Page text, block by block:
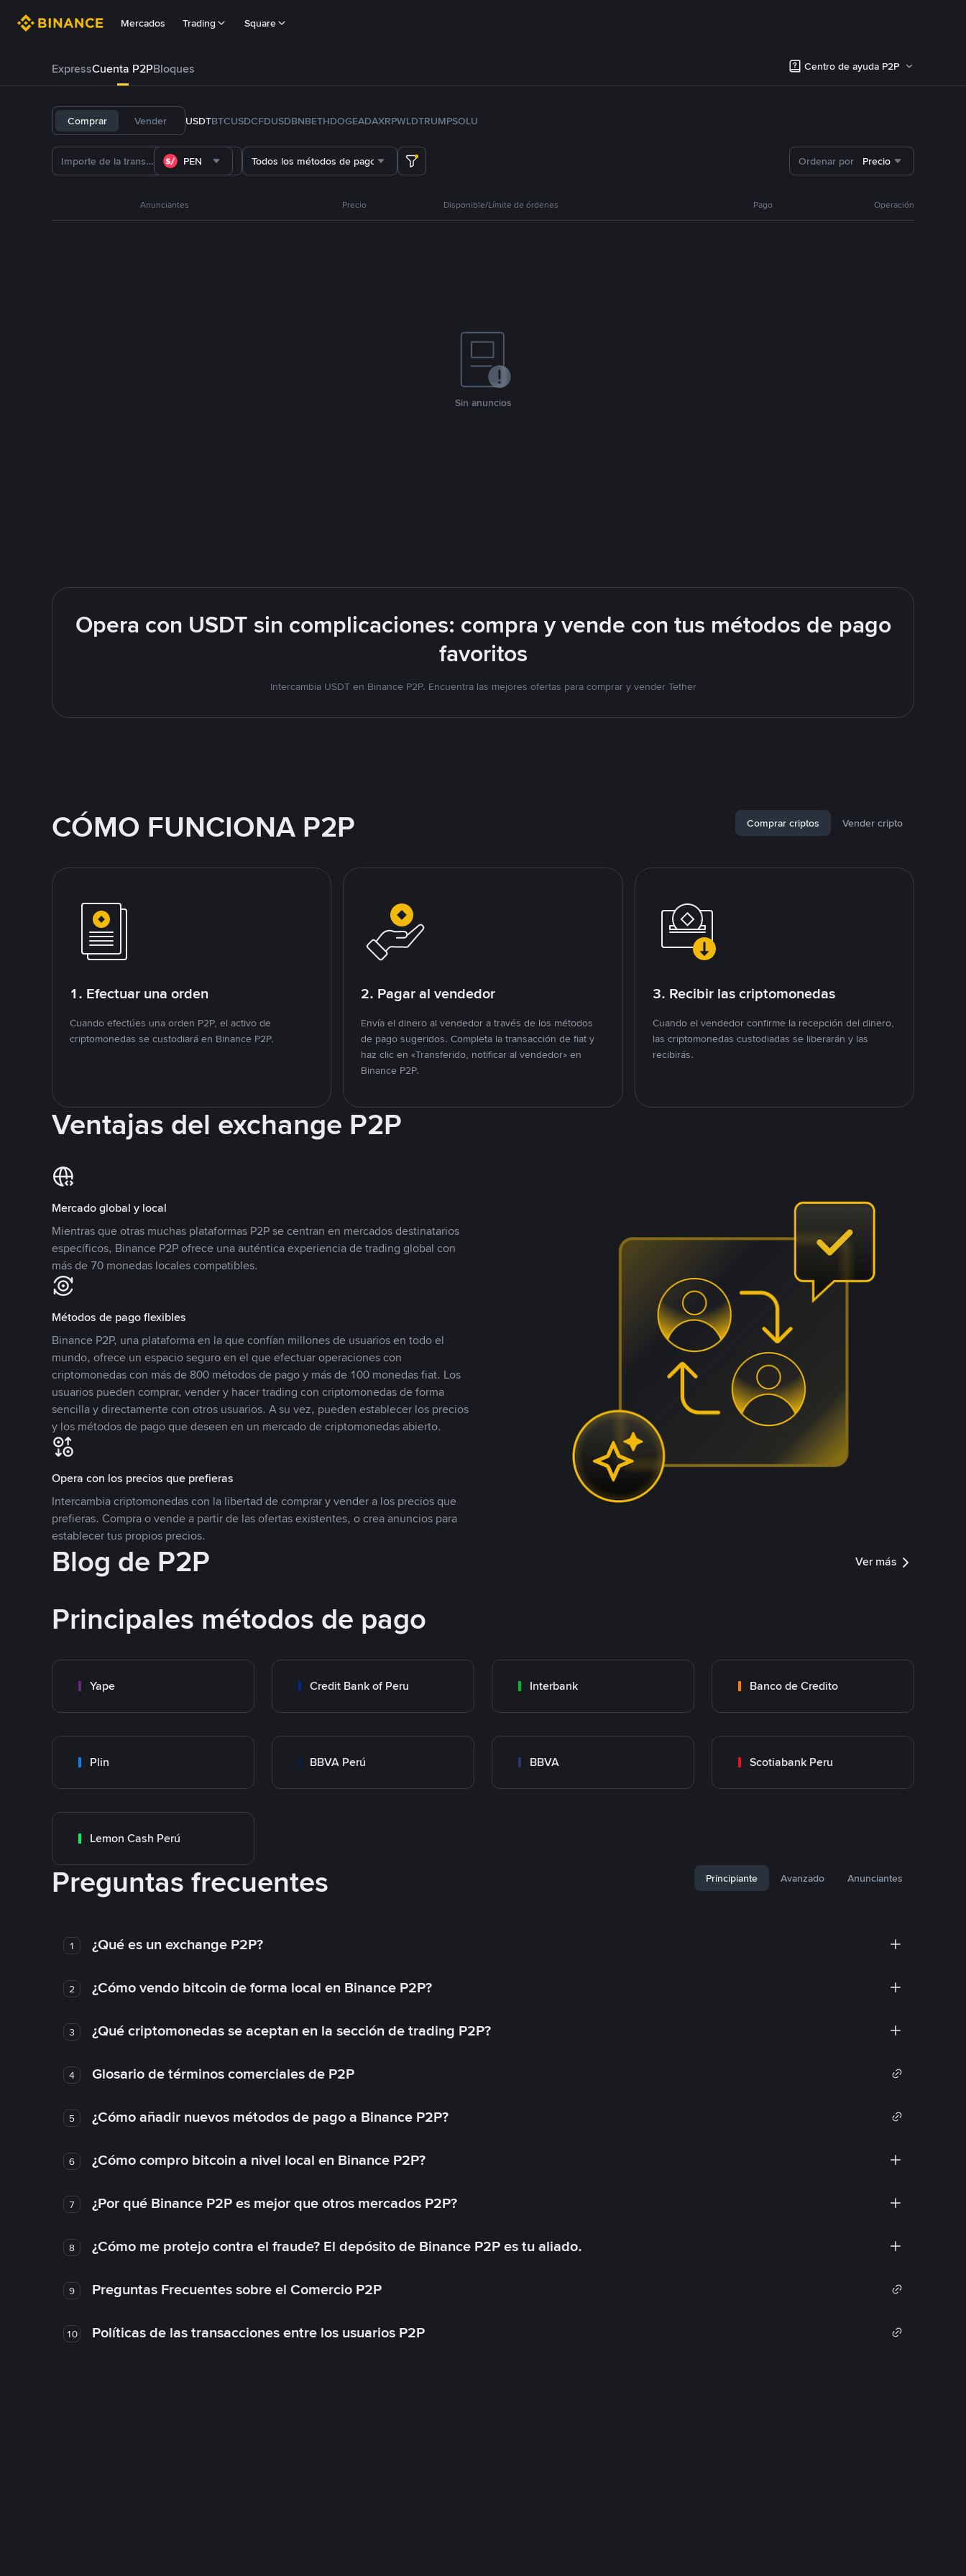
Mercados Trading Square
ExpressCuenta P2PBloques Centro de ayuda P2P
Comprar Vender USDTBTCUSDCFDUSDBNBETHDOGEADAXRPWLDTRUMPSOLU
PEN Todos los métodos de pago Ordenar por Precio
Anunciantes Precio Disponible/Límite de órdenes Pago Operación
Sin anuncios
Opera con USDT sin complicaciones: compra y vende con tus métodos de pago
favoritos
Intercambia USDT en Binance P2P. Encuentra las mejores ofertas para comprar y vender Tether
CÓMO FUNCIONA P2P Comprar criptos Vender cripto
1. Efectuar una orden
Cuando efectúes una orden P2P, el activo de
criptomonedas se custodiará en Binance P2P.
2. Pagar al vendedor
Envía el dinero al vendedor a través de los métodos
de pago sugeridos. Completa la transacción de fiat y
haz clic en «Transferido, notificar al vendedor» en
Binance P2P.
3. Recibir las criptomonedas
Cuando el vendedor confirme la recepción del dinero,
las criptomonedas custodiadas se liberarán y las
recibirás.
Ventajas del exchange P2P
Mercado global y local
Mientras que otras muchas plataformas P2P se centran en mercados destinatarios
específicos, Binance P2P ofrece una auténtica experiencia de trading global con
más de 70 monedas locales compatibles.
Métodos de pago flexibles
Binance P2P, una plataforma en la que confían millones de usuarios en todo el
mundo, ofrece un espacio seguro en el que efectuar operaciones con
criptomonedas con más de 800 métodos de pago y más de 100 monedas fiat. Los
usuarios pueden comprar, vender y hacer trading con criptomonedas de forma
sencilla y directamente con otros usuarios. A su vez, pueden establecer los precios
y los métodos de pago que deseen en un mercado de criptomonedas abierto.
Opera con los precios que prefieras
Intercambia criptomonedas con la libertad de comprar y vender a los precios que
prefieras. Compra o vende a partir de las ofertas existentes, o crea anuncios para
establecer tus propios precios.
Blog de P2P Ver más
Principales métodos de pago
Yape Credit Bank of Peru Interbank Banco de Credito
Plin BBVA Perú BBVA Scotiabank Peru
Lemon Cash Perú
Preguntas frecuentes Principiante Avanzado Anunciantes
1 ¿Qué es un exchange P2P?
2 ¿Cómo vendo bitcoin de forma local en Binance P2P?
3 ¿Qué criptomonedas se aceptan en la sección de trading P2P?
4 Glosario de términos comerciales de P2P
5 ¿Cómo añadir nuevos métodos de pago a Binance P2P?
6 ¿Cómo compro bitcoin a nivel local en Binance P2P?
7 ¿Por qué Binance P2P es mejor que otros mercados P2P?
8 ¿Cómo me protejo contra el fraude? El depósito de Binance P2P es tu aliado.
9 Preguntas Frecuentes sobre el Comercio P2P
10 Políticas de las transacciones entre los usuarios P2P